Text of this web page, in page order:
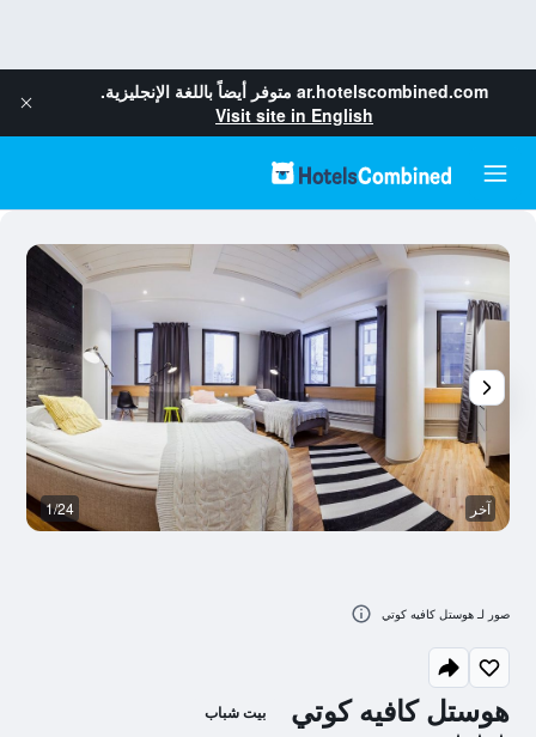
ar.hotelscombined.com متوفر أيضاً باللغة الإنجليزية.
Visit site in English
هوستل كافيه كوتي بيت شباب
آخر 1/24
صور لـ هوستل كافيه كوتي